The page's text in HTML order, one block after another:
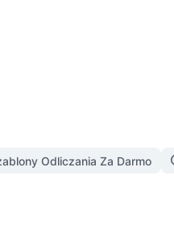
Odliczania Za Darmo